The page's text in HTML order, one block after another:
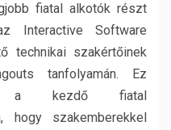
fiatal alkotók részt
Interactive Software
technikai szakértőinek
tanfolyamán. Ez
a kezdő fiatal
hogy szakemberekkel